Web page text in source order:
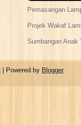
Pemasangan
Projek Wakaf
Sumbangan Anak
| Powered by Blogger